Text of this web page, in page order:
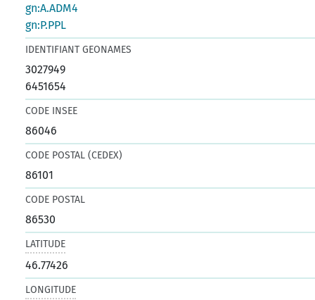
gn:A.ADM4
gn:P.PPL
IDENTIFIANT GEONAMES
3027949
6451654
CODE INSEE
86046
CODE POSTAL (CEDEX)
86101
CODE POSTAL
86530
LATITUDE
46.77426
LONGITUDE